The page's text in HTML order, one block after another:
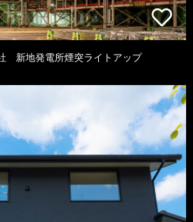
新地発電所煙突ライトアップ